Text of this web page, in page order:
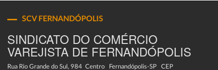
SCV FERNANDÓPOLIS
SINDICATO DO COMÉRCIO
VAREJISTA DE FERNANDÓPOLIS
Rua Rio Grande do Sul, 984 Centro Fernandópolis-SP CEP